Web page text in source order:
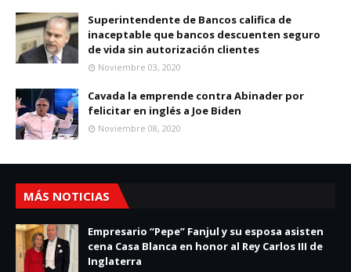
Superintendente de Bancos califica de
inaceptable que bancos descuenten seguro
de vida sin autorización clientes
Noviembre 03, 2020
Cavada la emprende contra Abinader por
felicitar en inglés a Joe Biden
Noviembre 08, 2020
MÁS NOTICIAS
Empresario “Pepe” Fanjul y su esposa asisten
cena Casa Blanca en honor al Rey Carlos III de
Inglaterra